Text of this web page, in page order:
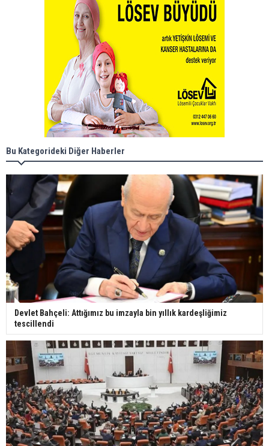
Bu Kategorideki Diğer Haberler
Devlet Bahçeli: Attığımız bu imzayla bin yıllık kardeşliğimiz
tescillendi